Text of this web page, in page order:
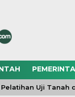
Uji Tanah